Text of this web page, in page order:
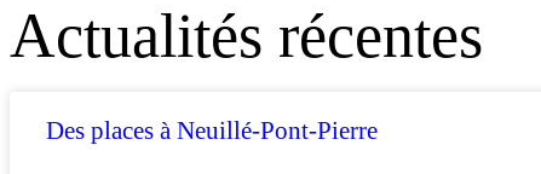
Actualités récentes
Des places à Neuillé-Pont-Pierre